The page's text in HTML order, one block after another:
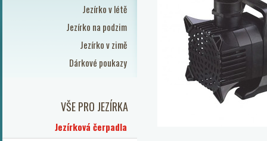
Jezírko v létě
Jezírko na podzim
Jezírko v zimě
Dárkové poukazy
VŠE PRO JEZÍRKA
Jezírková čerpadla